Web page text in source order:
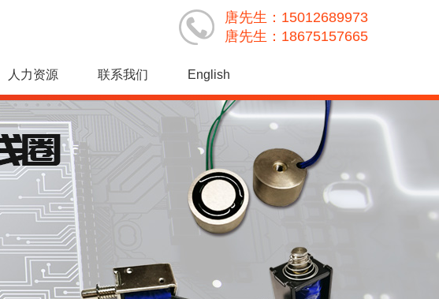
唐先生：15012689973
唐先生：18675157665
人力资源 联系我们 English